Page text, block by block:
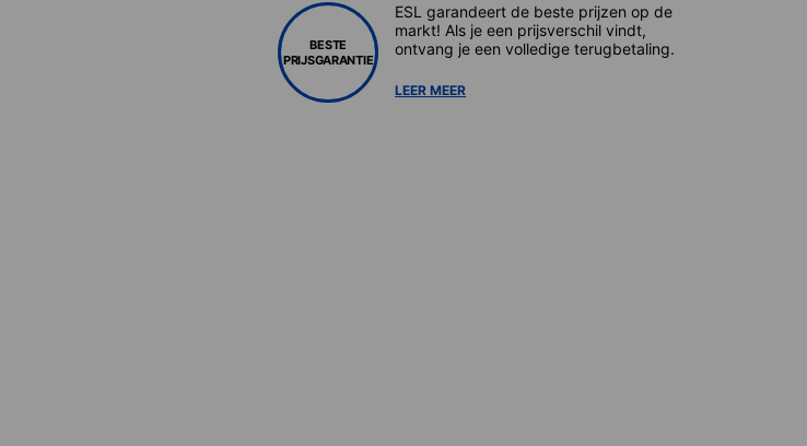
BESTE
PRIJSGARANTIE
ESL garandeert de beste prijzen op de
markt! Als je een prijsverschil vindt,
ontvang je een volledige terugbetaling.
LEER MEER